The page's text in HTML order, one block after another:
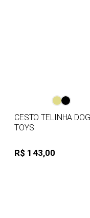
CESTO TELINHA DOG
TOYS
R$ 143,00